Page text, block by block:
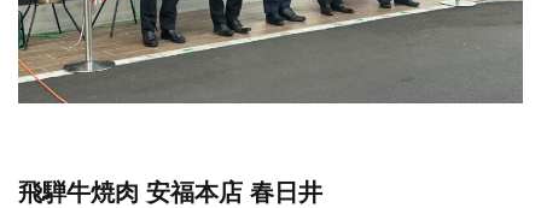
飛騨牛焼肉 安福本店 春日井